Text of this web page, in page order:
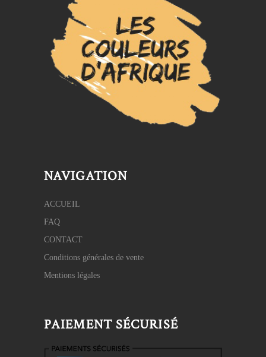
NAVIGATION
ACCUEIL
FAQ
CONTACT
Conditions générales de vente
Mentions légales
PAIEMENT SÉCURISÉ